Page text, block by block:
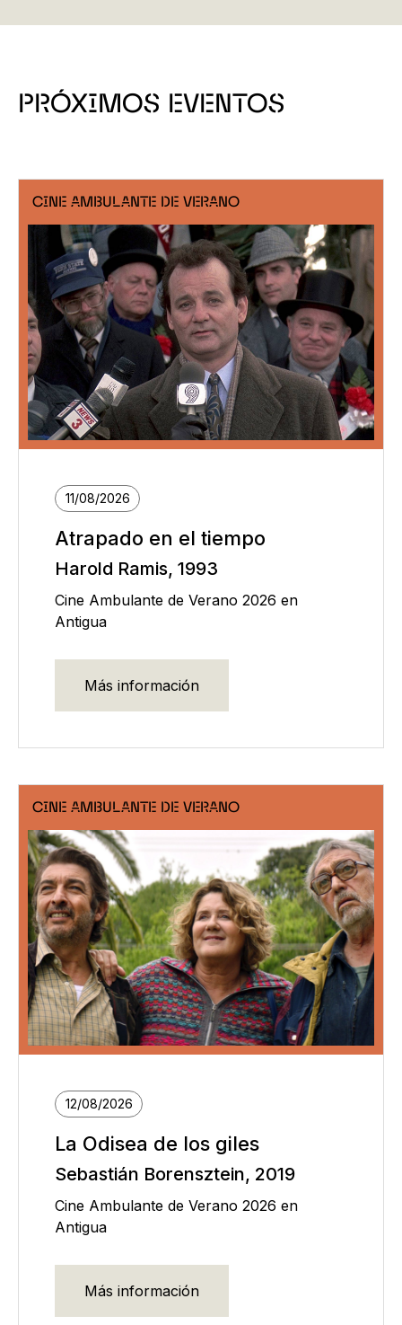
PRÓXIMOS EVENTOS
CINE AMBULANTE DE VERANO
11/08/2026
Atrapado en el tiempo
Harold Ramis, 1993
Cine Ambulante de Verano 2026 en
Antigua
Más información
CINE AMBULANTE DE VERANO
12/08/2026
La Odisea de los giles
Sebastián Borensztein, 2019
Cine Ambulante de Verano 2026 en
Antigua
Más información